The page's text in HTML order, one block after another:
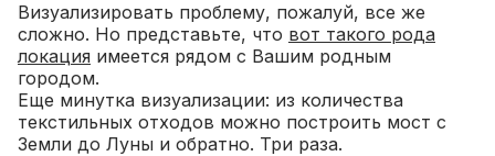
Визуализировать проблему, пожалуй, все же
сложно. Но представьте, что вот такого рода
локация имеется рядом с Вашим родным
городом.
Еще минутка визуализации: из количества
текстильных отходов можно построить мост с
Земли до Луны и обратно. Три раза.